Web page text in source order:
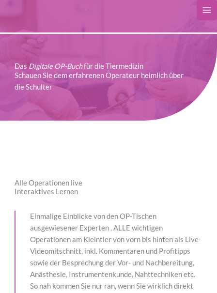
Inhalt
springen
Das Digitale OP-Buchfür die Tiermedizin
Schauen Sie dem erfahrenen Operateur heimlich über
die Schulter
Alle Operationen live
Interaktives Lernen
Einmalige Einblicke von den OP-Tischen
ausgewiesener Experten . ALLE wichtigen
Operationen am Kleintier von vorn bis hinten als Live-
Videomitschnitt, inkl. Kommentaren und Profitipps
sowie der Besprechung der Vor- und Nachbereitung,
Anästhesie, Instrumentenkunde, Nahttechniken etc.
So nah kommen Sie nur ran, wenn Sie wirklich direkt